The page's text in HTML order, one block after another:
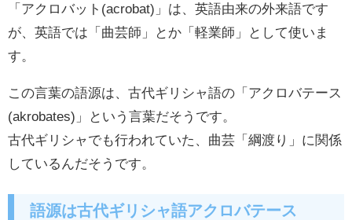
「アクロバット(acrobat)」は、英語由来の外来語です
が、英語では「曲芸師」とか「軽業師」として使いま
す。
この言葉の語源は、古代ギリシャ語の「アクロバテース
(akrobates)」という言葉だそうです。
古代ギリシャでも行われていた、曲芸「綱渡り」に関係
しているんだそうです。
語源は古代ギリシャ語アクロバテース